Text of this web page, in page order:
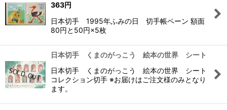
363円
日本切手 1995年ふみの日 切手帳ペーン 額面
80円と50円×5枚
日本切手 くまのがっこう 絵本の世界 シート
日本切手 くまのがっこう 絵本の世界 シート
コレクション切手 ※お届けはご注文様のみとなり
ます。